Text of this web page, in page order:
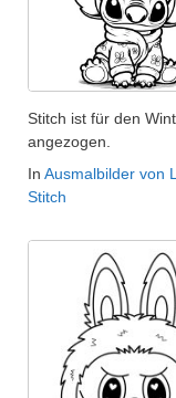
Stitch ist für den
angezogen.
In Ausmalbilder von
Stitch